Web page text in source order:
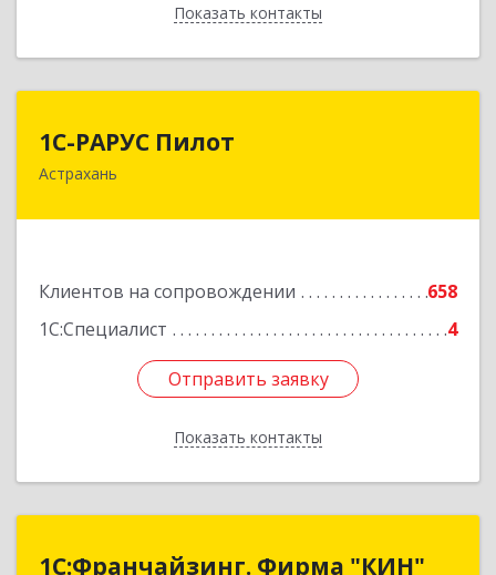
Показать контакты
Назад
1С-РАРУС Пилот
Астрахань
Клиентов на сопровождении
658
1С:Специалист
4
Отправить заявку
Показать контакты
Отправить заявку
Назад
1С:Франчайзинг. Фирма "КИН"
1С:Франчайзинг. Фирма "КИН"